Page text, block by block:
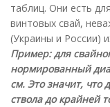
таблиц. Они есть
винтовых свай,
(Украины и России)
Пример: для
нормированный
см. Это значит, что
ствола до крайней